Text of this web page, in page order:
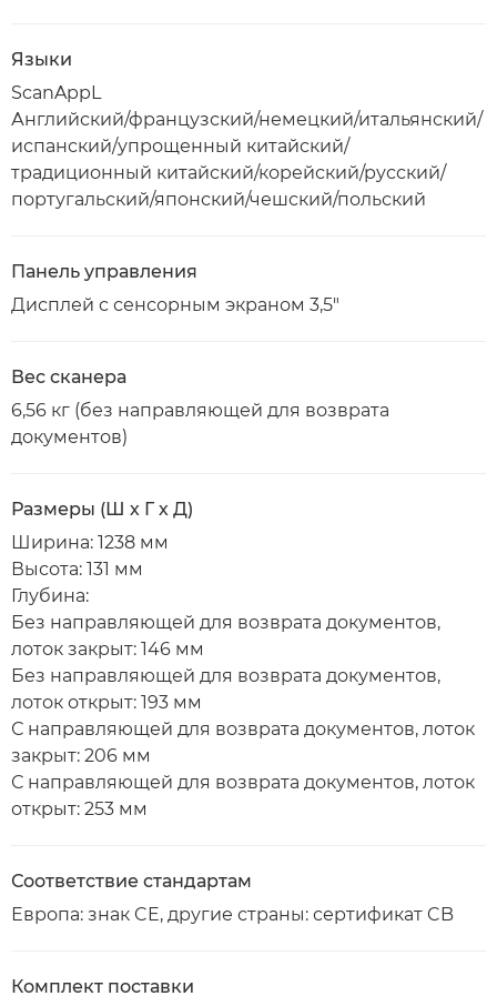
Языки
ScanAppL
Английский/французский/немецкий/итальянский/
испанский/упрощенный китайский/
традиционный китайский/корейский/русский/
португальский/японский/чешский/польский
Панель управления
Дисплей с сенсорным экраном 3,5"
Вес сканера
6,56 кг (без направляющей для возврата
документов)
Размеры (Ш х Г х Д)
Ширина: 1238 мм
Высота: 131 мм
Глубина:
Без направляющей для возврата документов,
лоток закрыт: 146 мм
Без направляющей для возврата документов,
лоток открыт: 193 мм
С направляющей для возврата документов, лоток
закрыт: 206 мм
С направляющей для возврата документов, лоток
открыт: 253 мм
Соответствие стандартам
Европа: знак CE, другие страны: сертификат CB
Комплект поставки